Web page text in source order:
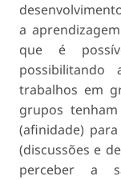
a
que é
trabalhos em
grupos
(afinidade)
(discussões e
perceber a